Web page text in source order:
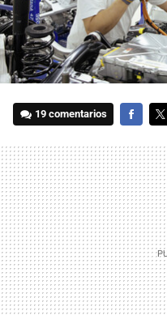
19 comentarios